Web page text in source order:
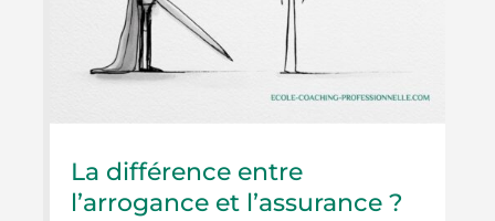
La différence entre
l’arrogance et l’assurance ?